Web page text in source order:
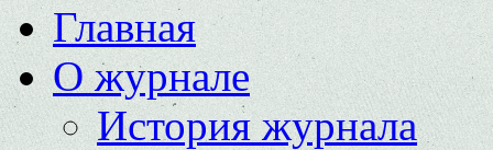
Главная
О журнале
История журнала